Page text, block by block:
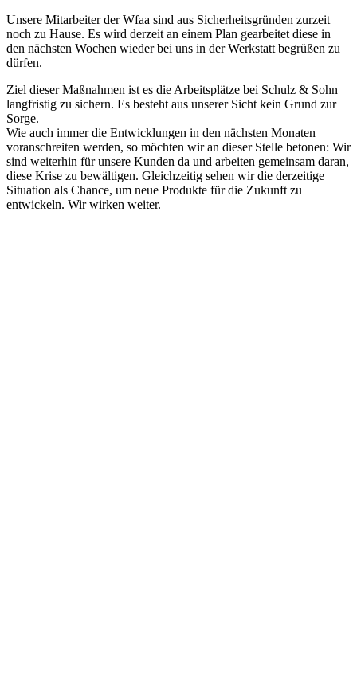
Unsere Mitarbeiter der Wfaa sind aus Sicherheitsgründen zurzeit
noch zu Hause. Es wird derzeit an einem Plan gearbeitet diese in
den nächsten Wochen wieder bei uns in der Werkstatt begrüßen zu
dürfen.
Ziel dieser Maßnahmen ist es die Arbeitsplätze bei Schulz & Sohn
langfristig zu sichern. Es besteht aus unserer Sicht kein Grund zur
Sorge.
Wie auch immer die Entwicklungen in den nächsten Monaten
voranschreiten werden, so möchten wir an dieser Stelle betonen: Wir
sind weiterhin für unsere Kunden da und arbeiten gemeinsam daran,
diese Krise zu bewältigen. Gleichzeitig sehen wir die derzeitige
Situation als Chance, um neue Produkte für die Zukunft zu
entwickeln. Wir wirken weiter.